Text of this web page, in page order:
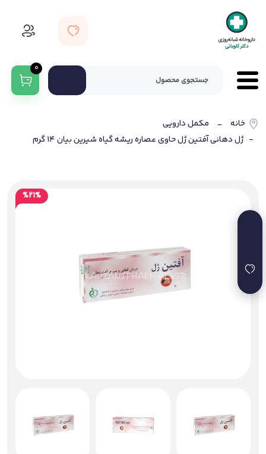
0
خانه -
مکمل دارویی
- ژل دهانی آفتین ژل حاوی عصاره ریشه گیاه شیرین بیان 14 گرم
%21%